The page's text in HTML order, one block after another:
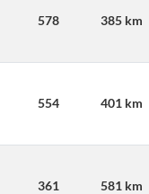
578 385 km
554 401 km
361 581 km